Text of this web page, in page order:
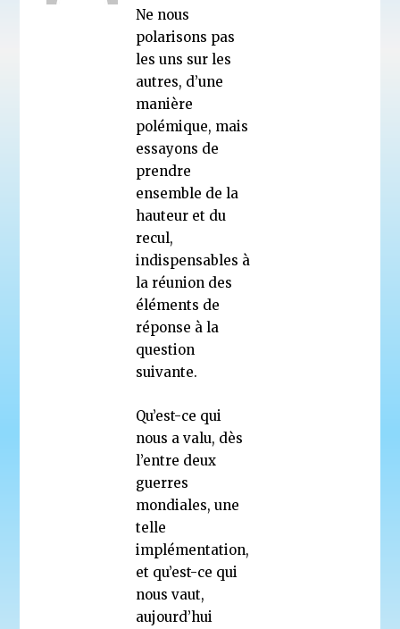
Ne nous
polarisons pas
les uns sur les
autres, d’une
manière
polémique, mais
essayons de
prendre
ensemble de la
hauteur et du
recul,
indispensables à
la réunion des
éléments de
réponse à la
question
suivante.
Qu’est-ce qui
nous a valu, dès
l’entre deux
guerres
mondiales, une
telle
implémentation,
et qu’est-ce qui
nous vaut,
aujourd’hui